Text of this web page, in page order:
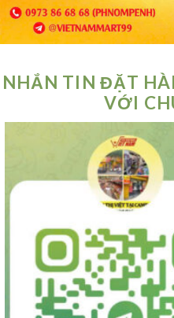
NHẮN TIN ĐẶT
VỚI